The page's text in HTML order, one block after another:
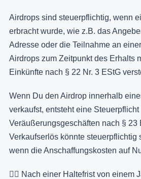
Airdrops sind steuerpflichtig, wenn
erbracht wurde, wie z.B. das
Adresse oder die Teilnahme an
Airdrops zum Zeitpunkt des Erhalts
Einkünfte nach § 22 Nr. 3 EStG
Wenn Du den Airdrop innerhalb
verkaufst, entsteht eine
Veräußerungsgeschäften nach § 23
Verkaufserlös könnte steuerpflichtig
wenn die Anschaffungskosten auf
👉🏻 Nach einer Haltefrist von einem